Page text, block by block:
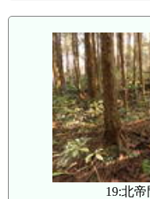
19:北